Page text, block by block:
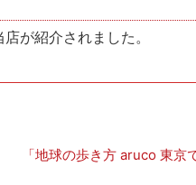
が紹介されました。